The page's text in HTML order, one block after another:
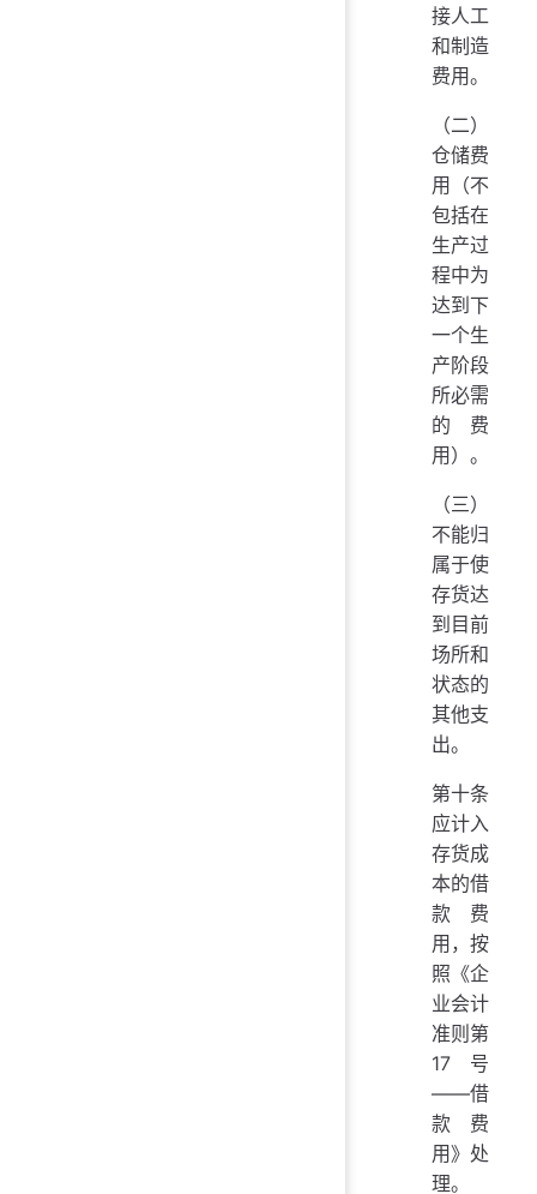
接人工
和制造
费用。
（二）
仓储费
用（不
包括在
生产过
程中为
达到下
一个生
产阶段
所必需
的费
用）。
（三）
不能归
属于使
存货达
到目前
场所和
状态的
其他支
出。
第十条
应计入
存货成
本的借
款费
用，按
照《企
业会计
准则第
17号
——借
款费
用》处
理。